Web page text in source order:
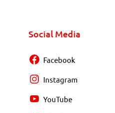
Social Media
Facebook
Instagram
YouTube